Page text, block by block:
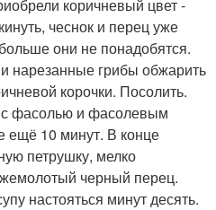
коричневый цвет -
чеснок и перец уже
они не понадобятся.
грибы обжарить
корочки. Посолить.
с фасолью и фасолевым
ещё 10 минут. В конце
петрушку, мелко
черный перец.
настояться минут десять.